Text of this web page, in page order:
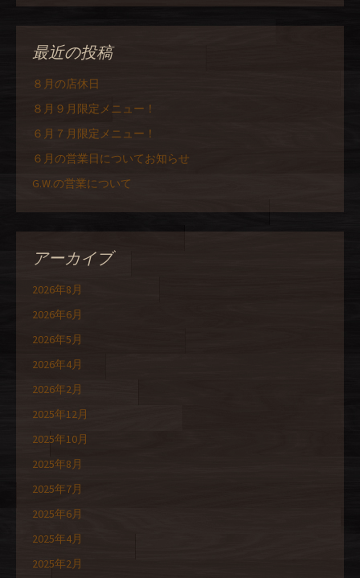
最近の投稿
８月の店休日
８月９月限定メニュー！
６月７月限定メニュー！
６月の営業日についてお知らせ
G.W.の営業について
アーカイブ
2026年8月
2026年6月
2026年5月
2026年4月
2026年2月
2025年12月
2025年10月
2025年8月
2025年7月
2025年6月
2025年4月
2025年2月